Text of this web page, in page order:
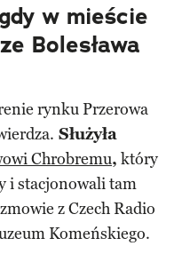
w mieście
Bolesława
rynku Przerowa
Służyła
Chrobremu, który
i stacjonowali tam
z Czech Radio
Komeńskiego.